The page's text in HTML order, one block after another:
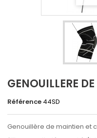
GENOUILLERE
Référence 44SD
Genouillère de maintien et